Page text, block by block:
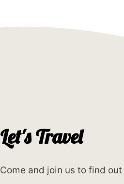
Let's Travel
Come and join us to find